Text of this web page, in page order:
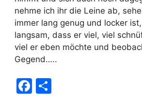
nehme ich ihr die Leine ab,
immer lang genug und locker
langsam, dass er viel, viel
viel er eben möchte und
Gegend…..
F